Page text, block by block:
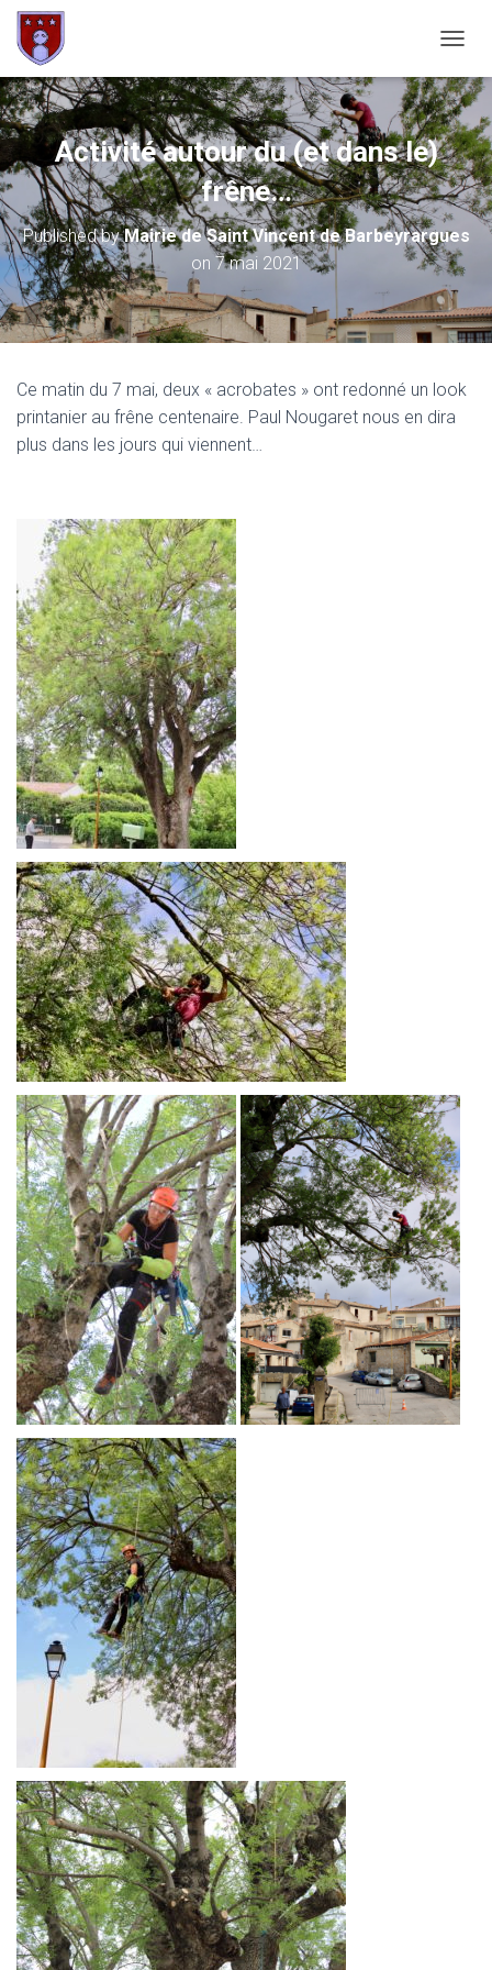
Activité autour du (et dans le)
frêne…
Published byMairie de Saint Vincent de Barbeyrargues
on 7 mai 2021
Ce matin du 7 mai, deux « acrobates » ont redonné un look
printanier au frêne centenaire. Paul Nougaret nous en dira
plus dans les jours qui viennent…